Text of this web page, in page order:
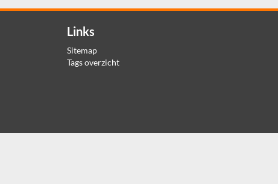
Links
Sitemap
Tags overzicht